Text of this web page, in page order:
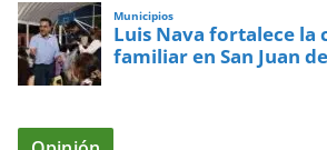
Municipios
Luis Nava fortalece la
familiar en San Juan